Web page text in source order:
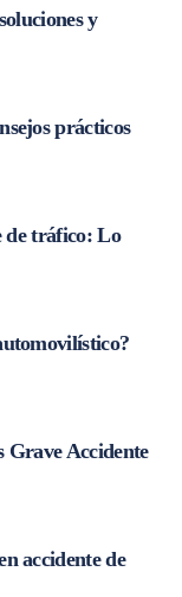
y
prácticos
de tráfico: Lo
Accidente
accidente de